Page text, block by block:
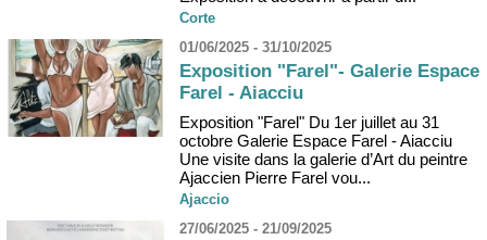
Corte
01/06/2025 - 31/10/2025
Exposition "Farel"- Galerie Espace
Farel - Aiacciu
Exposition "Farel" Du 1er juillet au 31
octobre Galerie Espace Farel - Aiacciu
Une visite dans la galerie d’Art du peintre
Ajaccien Pierre Farel vou...
Ajaccio
27/06/2025 - 21/09/2025